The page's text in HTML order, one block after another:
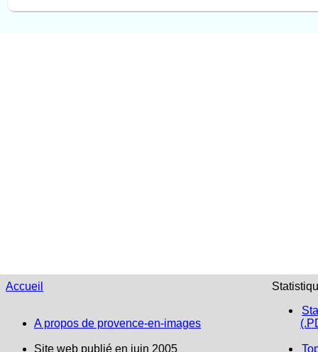
Accueil
A propos de provence-en-images
Site web publié en juin 2005